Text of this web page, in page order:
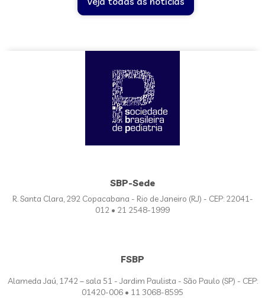
SBP-Sede
R. Santa Clara, 292 Copacabana - Rio de Janeiro (RJ) - CEP: 22041-
012 • 21 2548-1999
FSBP
Alameda Jaú, 1742 – sala 51 - Jardim Paulista - São Paulo (SP) - CEP:
01420-006 • 11 3068-8595